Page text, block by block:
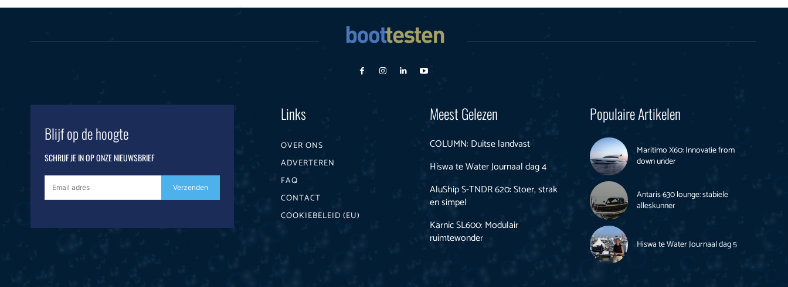
Blijf op de hoogte
SCHRIJF JE IN OP ONZE NIEUWSBRIEF
Verzenden
Links
OVER ONS
ADVERTEREN
FAQ
CONTACT
COOKIEBELEID (EU)
Meest Gelezen
COLUMN: Duitse landvast
Hiswa te Water Journaal dag 4
AluShip S-TNDR 620: Stoer, strak
en simpel
Karnic SL600: Modulair
ruimtewonder
Populaire Artikelen
Maritimo X60: Innovatie from
down under
Antaris 630 lounge: stabiele
alleskunner
Hiswa te Water Journaal dag 5